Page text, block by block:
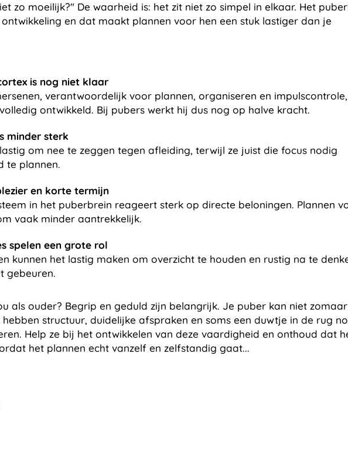
zo moeilijk?" De waarheid is: het zit niet zo simpel in elkaar. Het
en dat maakt plannen voor hen een stuk lastiger dan je
is nog niet klaar
verantwoordelijk voor plannen, organiseren en
ontwikkeld. Bij pubers werkt hij dus nog op halve kracht.
minder sterk
om nee te zeggen tegen afleiding, terwijl ze juist die focus nodig
te plannen.
en korte termijn
in het puberbrein reageert sterk op directe beloningen. Plannen
vaak minder aantrekkelijk.
spelen een grote rol
kunnen het lastig maken om overzicht te houden en rustig na te
gebeuren.
als ouder? Begrip en geduld zijn belangrijk. Je puber kan niet zomaar
structuur, duidelijke afspraken en soms een duwtje in de rug
Help ze bij het ontwikkelen van deze vaardigheid en onthoud dat
het plannen echt vanzelf en zelfstandig gaat...